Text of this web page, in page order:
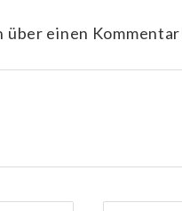
über einen